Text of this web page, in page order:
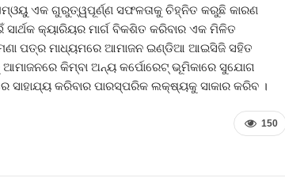
ଏକ ଗୁରୁତ୍ୱପୂର୍ଣ୍ଣ ସଫଳତାକୁ ଚିହ୍ନିତ କରୁଛି କାରଣ
ସାର୍ଥକ କ୍ୟାରିୟର ମାର୍ଗ ବିକଶିତ କରିବାର ଏକ ମିଳିତ
ପତ୍ର ମାଧ୍ୟମରେ ଆମାଜନ ଇଣ୍ଡିଆ ଆଇସିଜି ସହିତ
କିମ୍ବା ଅନ୍ୟ କର୍ପୋରେଟ୍ ଭୂମିକାରେ ସୁଯୋଗ
ସାହାଯ୍ୟ କରିବାର ପାରସ୍ପରିକ ଲକ୍ଷ୍ୟକୁ ସାକାର କରିବ ।
150